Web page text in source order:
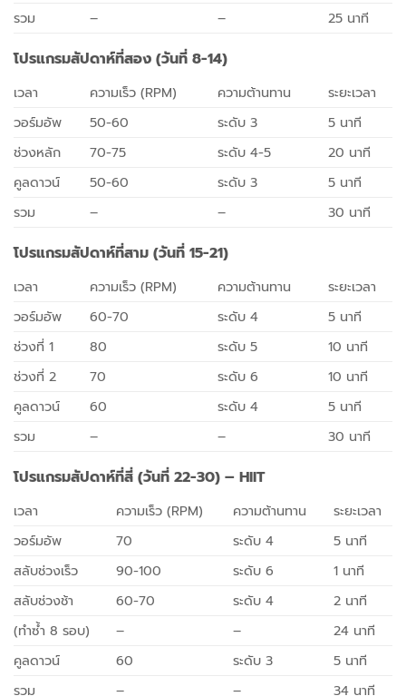
รวม
– – 25 นาที
โปรแกรมสัปดาห์ที่สอง (วันที่ 8-14)
เวลา ความเร็ว (RPM) ความต้านทาน
ระยะเวลา
วอร์มอัพ
50-60 ระดับ 3
5 นาที
ช่วงหลัก
70-75 ระดับ 4-5
20 นาที
คูลดาวน์
50-60 ระดับ 3
5 นาที
รวม
– – 30 นาที
โปรแกรมสัปดาห์ที่สาม (วันที่ 15-21)
เวลา ความเร็ว (RPM) ความต้านทาน
ระยะเวลา
วอร์มอัพ
60-70 ระดับ 4
5 นาที
ช่วงที่ 1
80 ระดับ 5
10 นาที
ช่วงที่ 2
70 ระดับ 6
10 นาที
คูลดาวน์
60 ระดับ 4
5 นาที
รวม
– – 30 นาที
โปรแกรมสัปดาห์ที่สี่ (วันที่ 22-30) – HIIT
เวลา ความเร็ว (RPM) ความต้านทาน
ระยะเวลา
วอร์มอัพ
70 ระดับ 4
5 นาที
สลับช่วงเร็ว
90-100 ระดับ 6
1 นาที
สลับช่วงช้า
60-70 ระดับ 4
2 นาที
(ทำซ้ำ 8 รอบ)
– –
24 นาที
คูลดาวน์
60 ระดับ 3
5 นาที
รวม
– – 34 นาที